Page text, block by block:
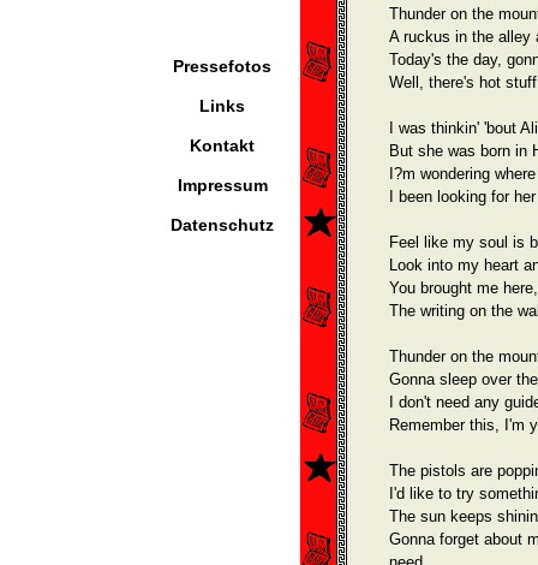
Pressefotos
Links
Kontakt
Impressum
Datenschutz
Thunder on the
A ruckus in the alley
Today's the day,
Well, there's hot
I was thinkin' 'bout
But she was born in
I?m wondering
I been looking for
Feel like my soul is
Look into my heart
You brought me
The writing on the
Thunder on the
Gonna sleep over
I don't need any
Remember this, I'm
The pistols are
I'd like to try
The sun keeps
Gonna forget about